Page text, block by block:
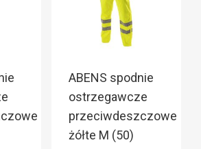
ABENS spodnie
ostrzegawcze
przeciwdeszczowe
żółte M (50)